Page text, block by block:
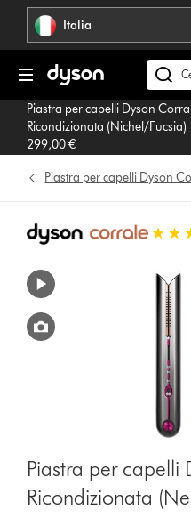
navigazione Italia
Cerca
su
dyson.it
Piastra per capelli Dyson
Ricondizionata (Nichel/Fucsia)
299,00 €
Piastra per capelli Dyson
4.2
Piastra per capelli
Ricondizionata